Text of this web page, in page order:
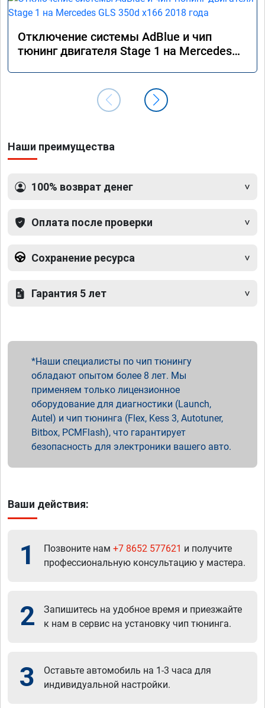
Отключение системы AdBlue и чип
тюнинг двигателя Stage 1 на Mercedes
Наши преимущества
100% возврат денег
Оплата после проверки
Сохранение ресурса
Гарантия 5 лет
Наши специалисты по чип тюнингу
обладают опытом более 8 лет. Мы
применяем только лицензионное
оборудование для диагностики (Launch,
Autel) и чип тюнинга (Flex, Kess 3, Autotuner,
Bitbox, PCMFlash), что гарантирует
безопасность для электроники вашего авто.
Ваши действия:
1 Позвоните нам +7 8652 577621 и получите
профессиональную консультацию у мастера.
2
Запишитесь на удобное время и приезжайте
к нам в сервис на установку чип тюнинга.
3
Оставьте автомобиль на 1-3 часа для
индивидуальной настройки.